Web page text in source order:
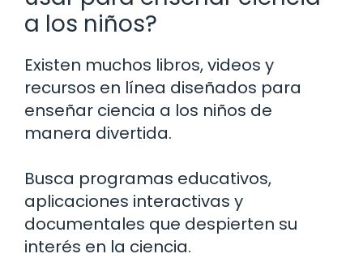
a los niños?
Existen muchos libros, videos y
recursos en línea diseñados para
enseñar ciencia a los niños de
manera divertida.
Busca programas educativos,
aplicaciones interactivas y
documentales que despierten su
interés en la ciencia.